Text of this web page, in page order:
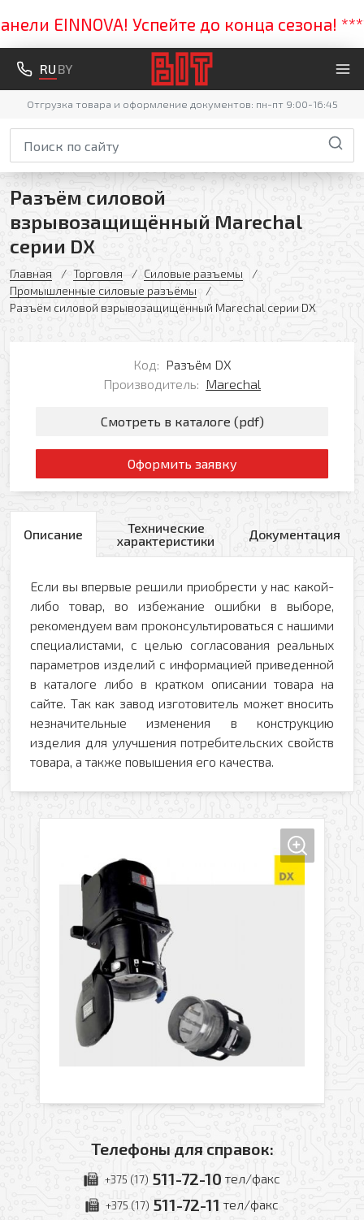
EINNOVA! Успейте до конца сезона!
RU BY
Отгрузка товара и оформление документов: пн-пт 9:00-16:45
Разъём силовой
взрывозащищённый Marechal
серии DX
Главная Торговля
Силовые разъемы
Промышленные силовые разъёмы
Разъём силовой взрывозащищённый Marechal серии DX
Код: Разъём DX
Производитель: Marechal
Смотреть в каталоге (pdf)
Оформить заявку
Описание
Технические
характеристики
Документация
Если вы впервые решили приобрести у нас какой-
либо товар, во избежание ошибки в выборе,
рекомендуем вам проконсультироваться с нашими
специалистами, с целью согласования реальных
параметров изделий с информацией приведенной
в каталоге либо в кратком описании товара на
сайте. Так как завод изготовитель может вносить
незначительные изменения в конструкцию
изделия для улучшения потребительских свойств
товара, а также повышения его качества.
Телефоны для справок:
+375 (17) 511-72-10 тел/факс
+375 (17) 511-72-11 тел/факс